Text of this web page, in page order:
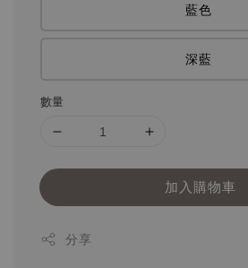
藍色
深藍
數量
加入購物車
分享